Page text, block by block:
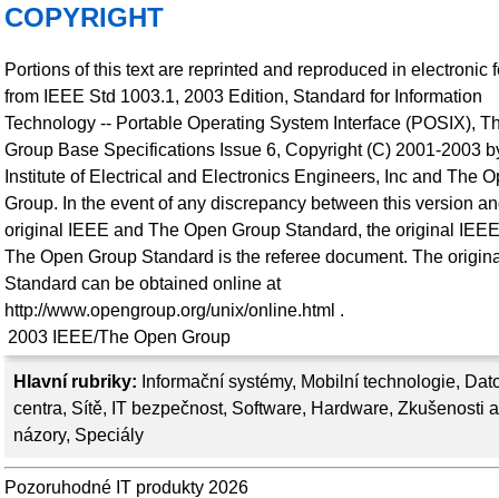
Hlavní rubriky: Informační systémy, Mobilní technologie,
centra, Sítě, IT bezpečnost, Software, Hardware, Zkušenosti a
názory, Speciály
Pozoruhodné IT produkty 2026
COPYRIGHT
Portions of this text are reprinted and reproduced in electronic
from IEEE Std 1003.1, 2003 Edition, Standard for Information
Technology -- Portable Operating System Interface (POSIX),
Group Base Specifications Issue 6, Copyright (C) 2001-2003
Institute of Electrical and Electronics Engineers, Inc and The
Group. In the event of any discrepancy between this version
original IEEE and The Open Group Standard, the original
The Open Group Standard is the referee document. The
Standard can be obtained online at
http://www.opengroup.org/unix/online.html .
2003 IEEE/The Open Group